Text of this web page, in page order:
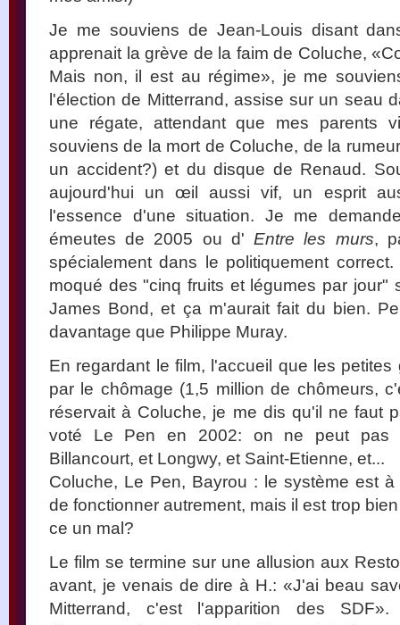
Je me souviens de Jean-Louis disant
apprenait la grève de la faim de Coluche,
Mais non, il est au régime», je me
l'élection de Mitterrand, assise sur un seau
une régate, attendant que mes parents
souviens de la mort de Coluche, de la
un accident?) et du disque de Renaud.
aujourd'hui un œil aussi vif, un esprit
l'essence d'une situation. Je me
émeutes de 2005 ou d'Entre les murs,
spécialement dans le politiquement
moqué des "cinq fruits et légumes par jour"
James Bond, et ça m'aurait fait du bien.
davantage que Philippe Muray.
En regardant le film, l'accueil que les
par le chômage (1,5 million de chômeurs,
réservait à Coluche, je me dis qu'il ne faut
voté Le Pen en 2002: on ne peut pas
Billancourt, et Longwy, et Saint-Etienne, et...
Coluche, Le Pen, Bayrou : le système est
de fonctionner autrement, mais il est trop
ce un mal?
Le film se termine sur une allusion aux
avant, je venais de dire à H.: «J'ai beau
Mitterrand, c'est l'apparition des